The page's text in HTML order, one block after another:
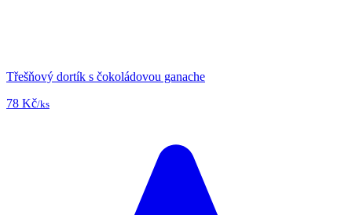
Třešňový dortík s čokoládovou ganache
78 Kč/ks